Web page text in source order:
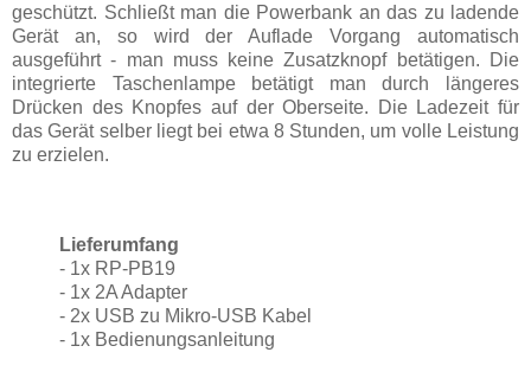
geschützt. Schließt man die Powerbank an das zu ladende
Gerät an, so wird der Auflade Vorgang automatisch
ausgeführt - man muss keine Zusatzknopf betätigen. Die
integrierte Taschenlampe betätigt man durch längeres
Drücken des Knopfes auf der Oberseite. Die Ladezeit für
das Gerät selber liegt bei etwa 8 Stunden, um volle Leistung
zu erzielen.
Lieferumfang
- 1x RP-PB19
- 1x 2A Adapter
- 2x USB zu Mikro-USB Kabel
- 1x Bedienungsanleitung